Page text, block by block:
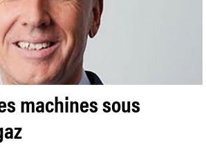
machines sous